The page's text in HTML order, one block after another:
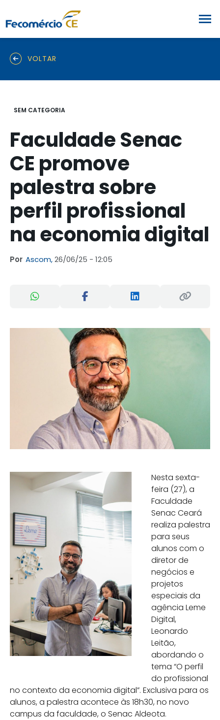
VOLTAR
SEM CATEGORIA
Faculdade Senac
CE promove
palestra sobre
perfil profissional
na economia digital
Por Ascom,26/06/25 - 12:05
Nesta sexta-
feira (27), a
Faculdade
Senac Ceará
realiza palestra
para seus
alunos com o
diretor de
negócios e
projetos
especiais da
agência Leme
Digital,
Leonardo
Leitão,
abordando o
tema “O perfil
do profissional
no contexto da economia digital”. Exclusiva para os
alunos, a palestra acontece às 18h30, no novo
campus da faculdade, o Senac Aldeota.